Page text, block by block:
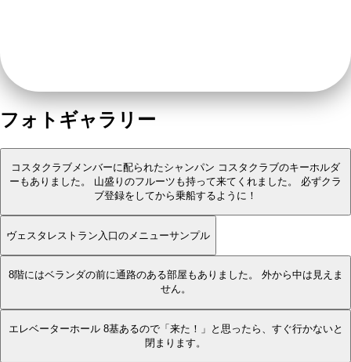
フォトギャラリー
コスタクラブメンバーに配られたシャンパン コスタクラブのキーホルダ
ーもありました。 山盛りのフルーツも持って来てくれました。 必ずクラ
ブ登録をしてから乗船するように！
ヴェスタレストラン入口のメニューサンプル
8階にはベランダの前に通路のある部屋もありました。 外から中は見えま
せん。
エレベーターホール 8基あるので「来た！」と思ったら、すぐ行かないと
閉まります。